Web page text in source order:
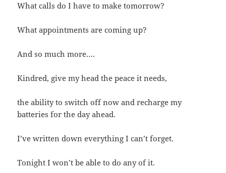
What calls do I have to make tomorrow?
What appointments are coming up?
And so much more….
Kindred, give my head the peace it needs,
the ability to switch off now and recharge my
batteries for the day ahead.
I’ve written down everything I can’t forget.
Tonight I won’t be able to do any of it.